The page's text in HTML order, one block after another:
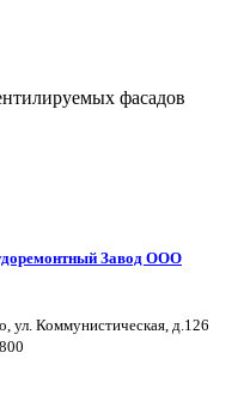
фасадов
Завод ООО
ул. Коммунистическая, д.126